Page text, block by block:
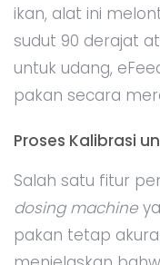
ikan, alat ini
sudut 90 derajat
untuk udang,
pakan secara
Proses Kalibrasi
Salah satu fitur
dosing machine
pakan tetap